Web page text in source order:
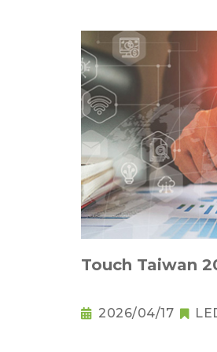
Touch Taiwan
2026/04/17